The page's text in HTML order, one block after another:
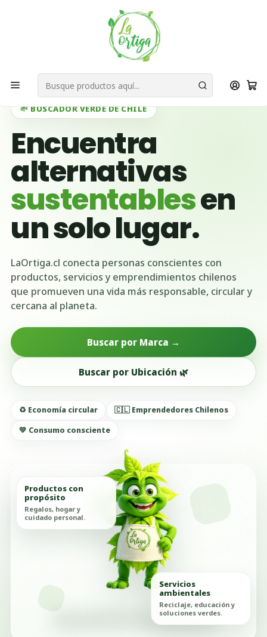
Bienvenid@s a quienes quieren un planeta más verde...
Nuestra Misión
Necesidades de Reciclaje
Necesidades de Reciclaje por Ubicación
Necesidades de Reciclaje en Región Antofagasta
🌱 BUSCADOR VERDE DE CHILE
Encuentra
alternativas
sustentablesen
un solo lugar.
LaOrtiga.cl conecta personas conscientes con
productos, servicios y emprendimientos chilenos
que promueven una vida más responsable, circular y
cercana al planeta.
Buscar por Marca →
Buscar por Ubicación 🌿
♻️ Economía circular
🇨🇱 Emprendedores Chilenos
💚 Consumo consciente
Productos con
propósito
Regalos, hogar y
cuidado personal.
Servicios
ambientales
Reciclaje, educación y
soluciones verdes.